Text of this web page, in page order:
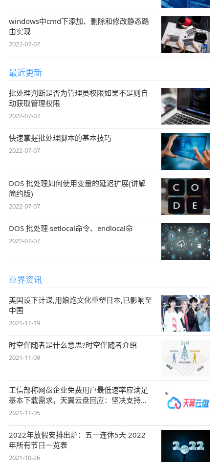
windows中cmd下添加、删除和修改静态路
由实现
2022-07-07
最近更新
批处理判断是否为管理员权限如果不是则自
动获取管理权限
2022-07-07
快速掌握批处理脚本的基本技巧
2022-07-07
DOS 批处理如何使用变量的延迟扩展(讲解
简约版)
2022-07-07
DOS 批处理 setlocal命令、endlocal命
2022-07-07
业界资讯
美国设下计谋,用娘炮文化重塑日本,已影响至
中国
2021-11-19
时空伴随者是什么意思?时空伴随者介绍
2021-11-09
工信部称网盘企业免费用户最低速率应满足
基本下载需求，天翼云盘回应：坚决支持，
始终
2021-11-05
2022年放假安排出炉：五一连休5天 2022
年所有节日一览表
2021-10-26